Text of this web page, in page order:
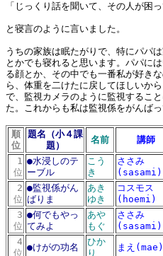
「じっくり話を聞いて、その人が困
と寝言のように言いました。
うちの家族は眠たがりで、特にパパ
とかでも寝れると思います。パパに
る顔とか、その中でも一番私が好き
ら、体重を二けたに戻してほしいか
で、監視カメラのように監視するこ
た。これからも私は監視係をがんばっ
順
位
題名（小４課
題）
名前 講師
1
位
●水浸しのテ
ーブル
こう
き
ささみ
(sasami)
2
位
●監視係がん
ばりま
あき
ゆき
コスモス
(hoemi)
3
位
●何でもやっ
てみよ
あや
もぐ
ささみ
(sasami)
4
位
●けがの功名
ひか
り
まえ(mae)